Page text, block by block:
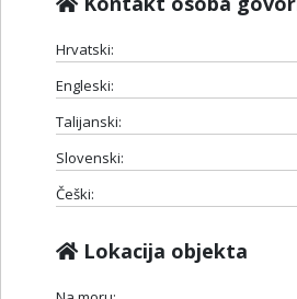
Hrvatski:
Engleski:
Talijanski:
Slovenski:
Češki:
Lokacija objekta